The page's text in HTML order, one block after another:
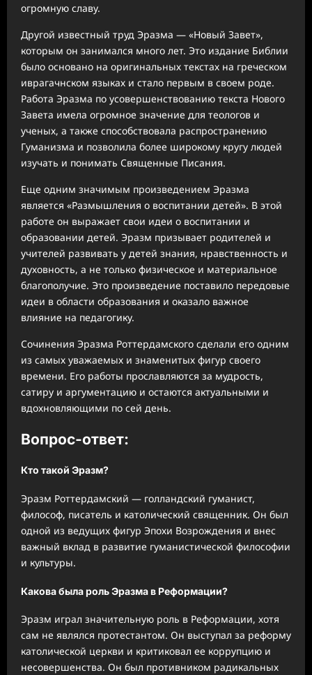
огромную славу.
Другой известный труд Эразма — «Новый Завет»,
которым он занимался много лет. Это издание Библии
было основано на оригинальных текстах на греческом
иврагачнском языках и стало первым в своем роде.
Работа Эразма по усовершенствованию текста Нового
Завета имела огромное значение для теологов и
ученых, а также способствовала распространению
Гуманизма и позволила более широкому кругу людей
изучать и понимать Священные Писания.
Еще одним значимым произведением Эразма
является «Размышления о воспитании детей». В этой
работе он выражает свои идеи о воспитании и
образовании детей. Эразм призывает родителей и
учителей развивать у детей знания, нравственность и
духовность, а не только физическое и материальное
благополучие. Это произведение поставило передовые
идеи в области образования и оказало важное
влияние на педагогику.
Сочинения Эразма Роттердамского сделали его одним
из самых уважаемых и знаменитых фигур своего
времени. Его работы прославляются за мудрость,
сатиру и аргументацию и остаются актуальными и
вдохновляющими по сей день.
Вопрос-ответ:
Кто такой Эразм?
Эразм Роттердамский — голландский гуманист,
философ, писатель и католический священник. Он был
одной из ведущих фигур Эпохи Возрождения и внес
важный вклад в развитие гуманистической философии
и культуры.
Какова была роль Эразма в Реформации?
Эразм играл значительную роль в Реформации, хотя
сам не являлся протестантом. Он выступал за реформу
католической церкви и критиковал ее коррупцию и
несовершенства. Он был противником радикальных